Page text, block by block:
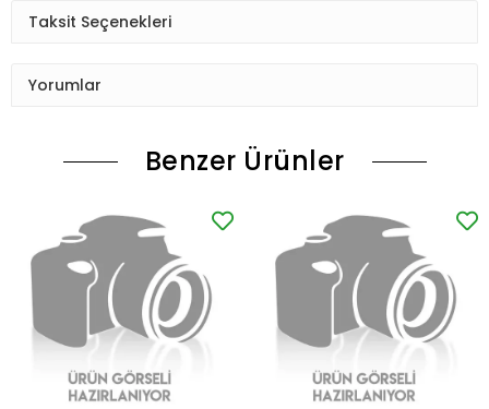
Taksit Seçenekleri
Yorumlar
Benzer Ürünler